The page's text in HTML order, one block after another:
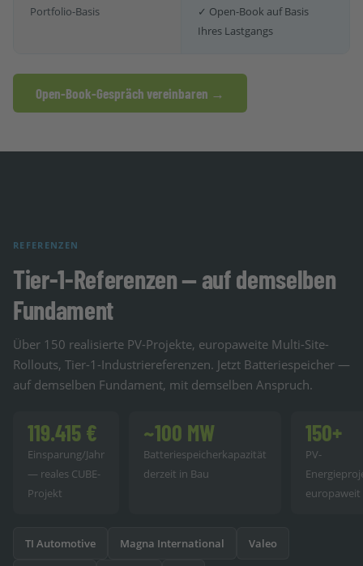
Portfolio-Basis
✓ Open-Book auf Basis
Ihres Lastgangs
Open-Book-Gespräch vereinbaren →
REFERENZEN
Tier-1-Referenzen — auf demselben
Fundament
Über 150 realisierte PV-Projekte, europaweite Multi-Site-
Rollouts, Tier-1-Industriereferenzen. Jetzt Batteriespeicher —
auf demselben Fundament, mit demselben Anspruch.
119.415 €
Einsparung/Jahr
— reales CUBE-
Projekt
~100 MW
Batteriespeicherkapazität
derzeit in Bau
150+
PV-
europaweit
TI Automotive Magna International Valeo